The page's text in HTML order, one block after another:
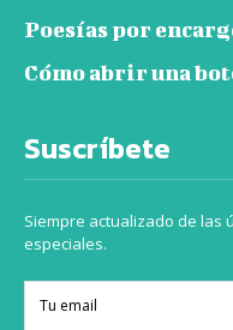
Poesías por
Cómo abrir una
Suscríbete
Siempre actualizado de las
especiales.